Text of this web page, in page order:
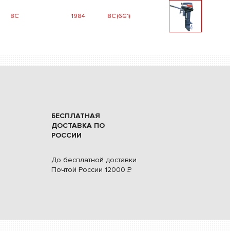
БЕСПЛАТНАЯ
ДОСТАВКА ПО
РОССИИ
До бесплатной доставки
Почтой России 12000 Р
8C 1984 8C (6G1)